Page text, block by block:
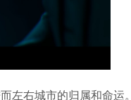
左右城市的归属和命运。